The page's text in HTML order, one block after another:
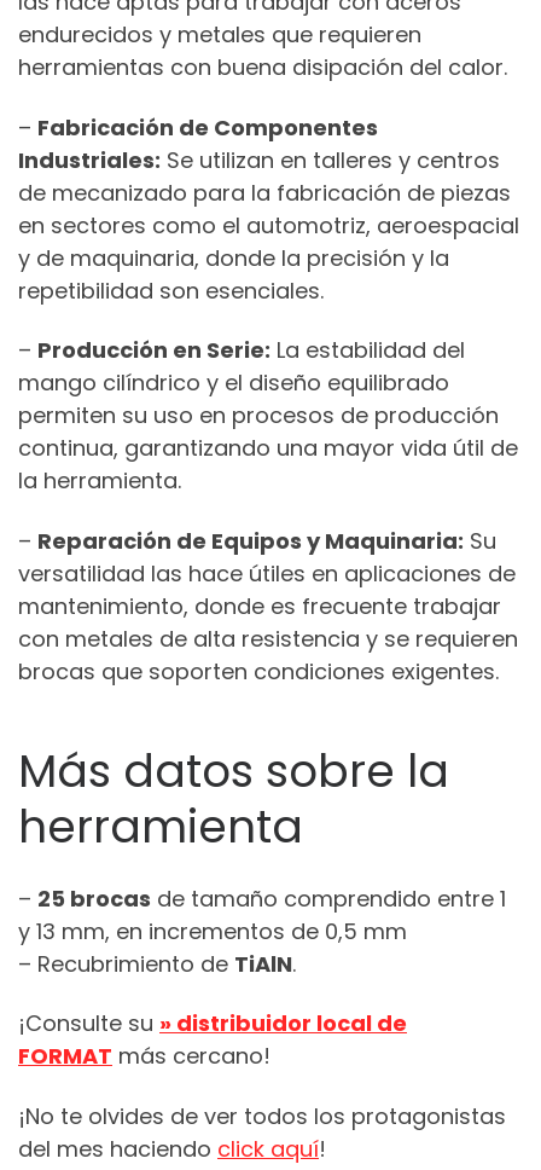
endurecidos y metales que requieren
herramientas con buena disipación del calor.
– Fabricación de Componentes
Industriales: Se utilizan en talleres y centros
de mecanizado para la fabricación de piezas
en sectores como el automotriz, aeroespacial
y de maquinaria, donde la precisión y la
repetibilidad son esenciales.
– Producción en Serie: La estabilidad del
mango cilíndrico y el diseño equilibrado
permiten su uso en procesos de producción
continua, garantizando una mayor vida útil de
la herramienta.
– Reparación de Equipos y Maquinaria: Su
versatilidad las hace útiles en aplicaciones de
mantenimiento, donde es frecuente trabajar
con metales de alta resistencia y se requieren
brocas que soporten condiciones exigentes.
Más datos sobre la
herramienta
– 25 brocas de tamaño comprendido entre 1
y 13 mm, en incrementos de 0,5 mm
– Recubrimiento de TiAlN.
¡Consulte su » distribuidor local de
FORMAT más cercano!
¡No te olvides de ver todos los protagonistas
del mes haciendo click aquí!